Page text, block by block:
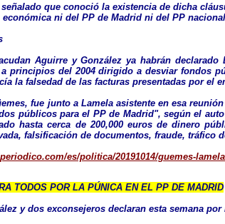
que conoció la existencia de dicha
ni del PP de Madrid ni del PP
Aguirre y González ya habrán
principios del 2004 dirigido a desviar fondos
la falsedad de las facturas presentadas por el
fue junto a Lamela asistente en esa
públicos para el PP de Madrid", según el
hasta cerca de 200,000 euros de dinero
falsificación de documentos, fraude, tráfico
es/politica/20191014/guemes-
TODOS POR LA PÚNICA EN EL PP DE MADRID
y dos exconsejeros declaran esta semana